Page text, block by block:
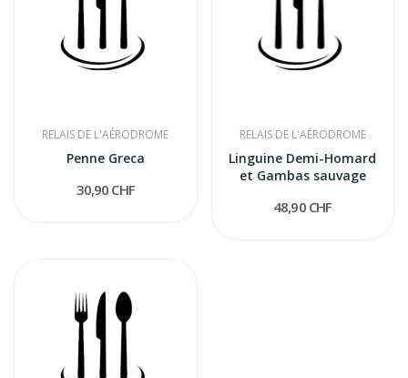
RELAIS DE L'AÉRODROME
Penne Greca
30,90 CHF
RELAIS DE L'AÉRODROME
Linguine Demi-Homard
et Gambas sauvage
48,90 CHF